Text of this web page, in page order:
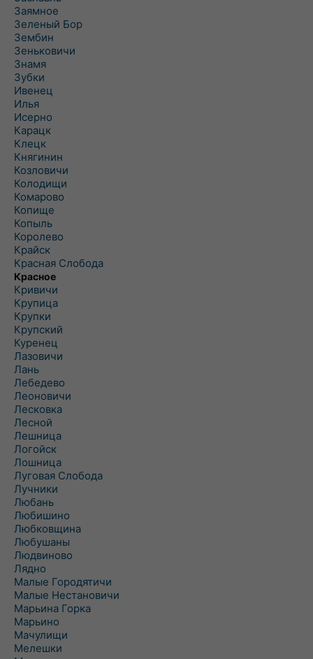
Заямное
Зеленый Бор
Зембин
Зеньковичи
Знамя
Зубки
Ивенец
Илья
Исерно
Карацк
Клецк
Княгинин
Козловичи
Колодищи
Комарово
Копище
Копыль
Королево
Крайск
Красная Слобода
Красное
Кривичи
Крупица
Крупки
Крупский
Куренец
Лазовичи
Лань
Лебедево
Леоновичи
Лесковка
Лесной
Лешница
Логойск
Лошница
Луговая Слобода
Лучники
Любань
Любишино
Любковщина
Любушаны
Людвиново
Лядно
Малые Городятичи
Малые Нестановичи
Марьина Горка
Марьино
Мачулищи
Мелешки